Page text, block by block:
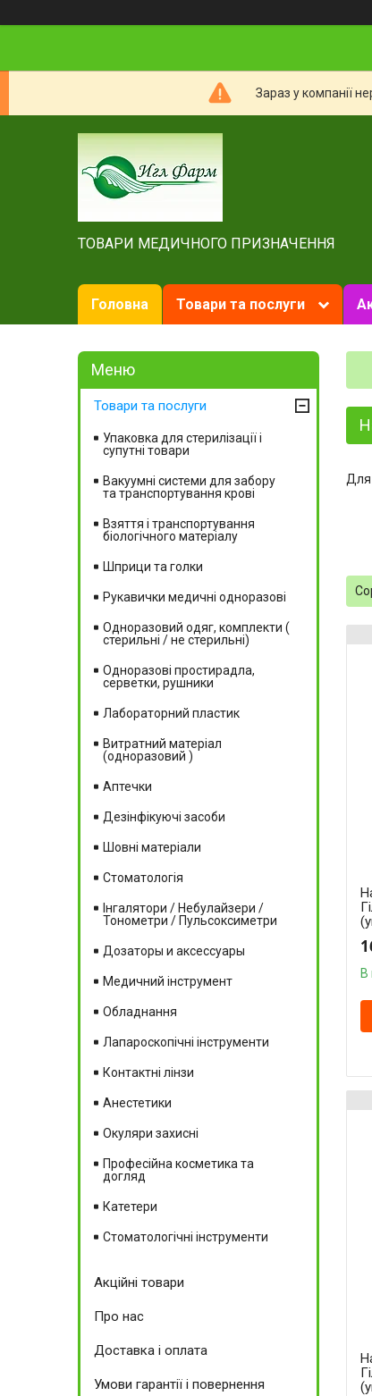
Зараз у компанії
ТОВАРИ МЕДИЧНОГО ПРИЗНАЧЕННЯ
Головна Товари та послуги
Для
В
Товари та послуги
Упаковка для стерилізації і
супутні товари
Вакуумні системи для забору
та транспортування крові
Взяття і транспортування
біологічного матеріалу
Шприци та голки
Рукавички медичні одноразові
Одноразовий одяг, комплекти (
стерильні / не стерильні)
Одноразові простирадла,
серветки, рушники
Лабораторний пластик
Витратний матеріал
(одноразовий )
Аптечки
Дезінфікуючі засоби
Шовні матеріали
Стоматологія
Інгалятори / Небулайзери /
Тонометри / Пульсоксиметри
Дозаторы и аксессуары
Медичний інструмент
Обладнання
Лапароскопічні інструменти
Контактні лінзи
Анестетики
Окуляри захисні
Професійна косметика та
догляд
Катетери
Стоматологічні інструменти
Акційні товари
Про нас
Доставка і оплата
Умови гарантії і повернення